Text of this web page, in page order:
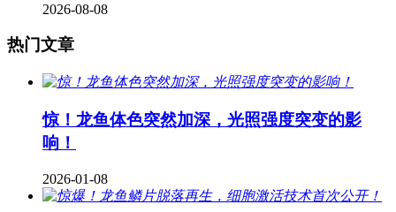
2026-08-08
热门文章
惊！龙鱼体色突然加深，光照强度突变的影
响！
2026-01-08